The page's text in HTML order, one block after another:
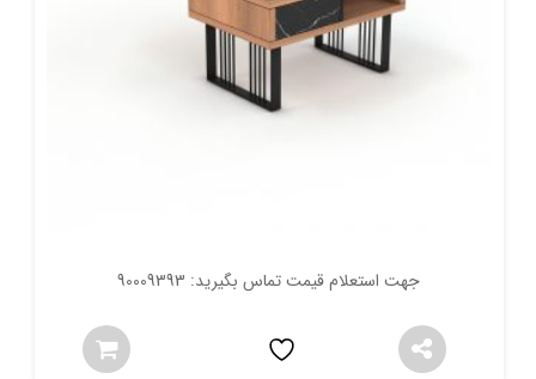
جهت استعلام قیمت تماس بگیرید: 90009393